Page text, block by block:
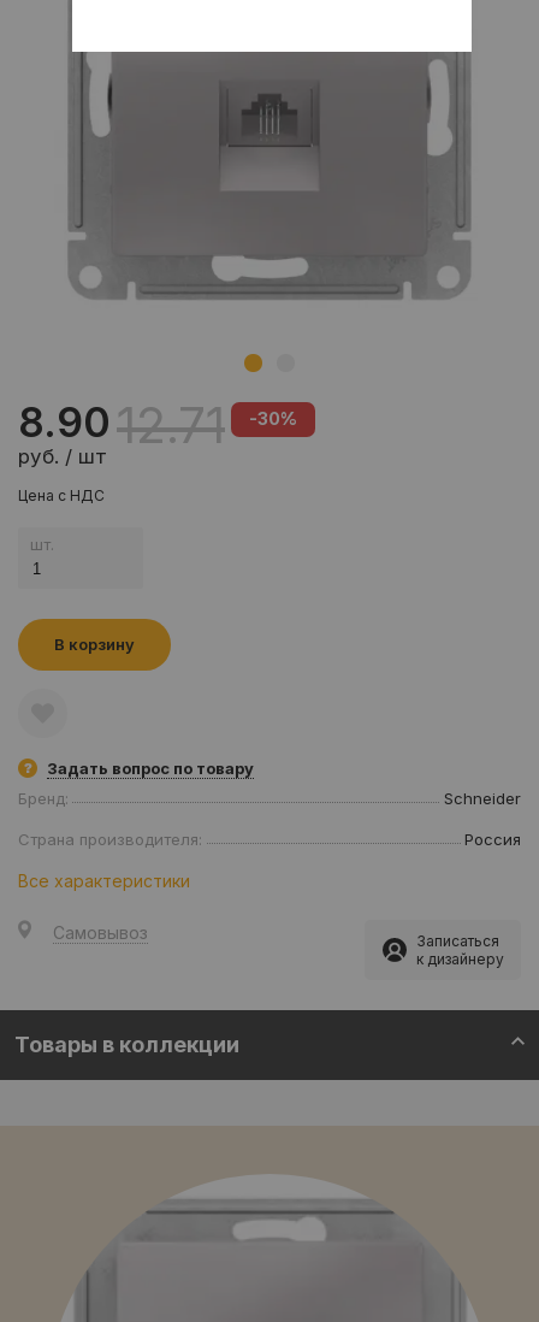
8.90
руб. / шт
12.71 -30%
Цена с НДС
шт.
В корзину
Задать вопрос по товару
Бренд:
Schneider
Страна производителя: Россия
Все характеристики
Самовывоз
Записаться
к дизайнеру
Товары в коллекции